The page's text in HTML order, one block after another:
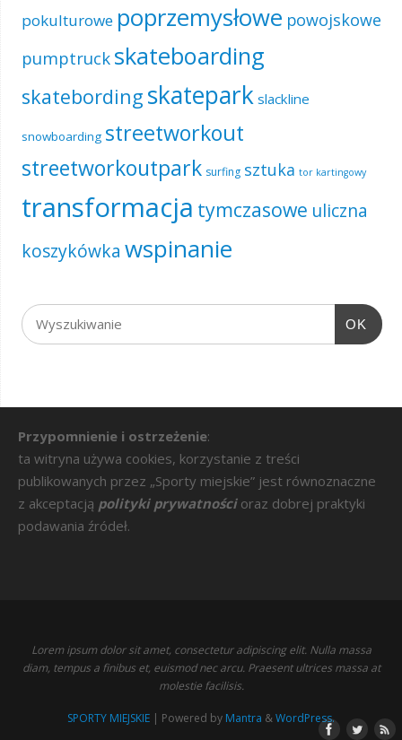
pokulturowe poprzemysłowe powojskowe
pumptruck skateboarding
skatebording skatepark slackline
snowboarding streetworkout
streetworkoutpark surfing sztuka tor kartingowy
transformacja tymczasowe uliczna
koszykówka wspinanie
OK
Przypomnienie i ostrzeżenie:
ta witryna używa cookies, korzystanie z treści
publikowanych przez „Sporty miejskie” jest równoznaczne
z akceptacją polityki prywatności oraz dobrej praktyki
podawania źródeł.
Lorem ipsum dolor sit amet, consectetur adipiscing elit. Nulla massa
diam, tempus a finibus et, euismod nec arcu. Praesent ultrices massa at
molestie facilisis.
SPORTY MIEJSKIE | Powered by Mantra &WordPress.